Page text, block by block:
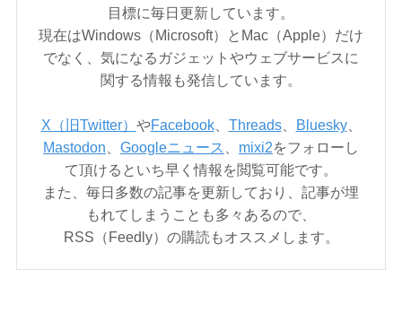
目標に毎日更新しています。
現在はWindows（Microsoft）とMac（Apple）だけ
でなく、気になるガジェットやウェブサービスに
関する情報も発信しています。
X（旧Twitter） やFacebook、 Threads、 Bluesky、
Mastodon
Googleニュース mixi2をフォローし
て頂けるといち早く情報を閲覧可能です。
また、毎日多数の記事を更新しており、記事が埋
もれてしまうことも多々あるので、
RSS（Feedly）の購読もオススメします。